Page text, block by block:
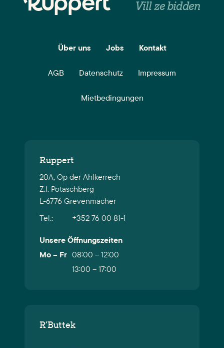
Vill ze bidden
Über uns Jobs Kontakt
AGB Datenschutz Impressum
Mietbedingungen
Ruppert
20A, Op der Ahlkërrech
Z.I. Potaschberg
L-6776 Grevenmacher
Tel.:
+352 76 00 81-1
Unsere Öffnungszeiten
Mo – Fr 08:00 – 12:00
13:00 – 17:00
R’Buttek